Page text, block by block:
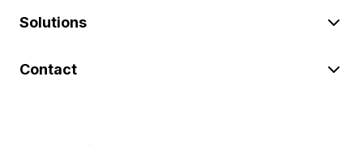
Solutions
Contact